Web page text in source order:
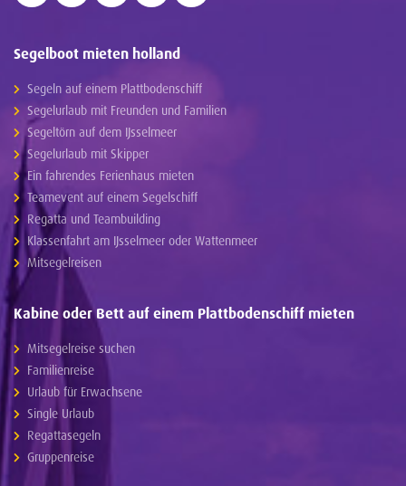
Segelboot mieten holland
Segeln auf einem Plattbodenschiff
Segelurlaub mit Freunden und Familien
Segeltörn auf dem IJsselmeer
Segelurlaub mit Skipper
Ein fahrendes Ferienhaus mieten
Teamevent auf einem Segelschiff
Regatta und Teambuilding
Klassenfahrt am IJsselmeer oder Wattenmeer
Mitsegelreisen
Kabine oder Bett auf einem Plattbodenschiff mieten
Mitsegelreise suchen
Familienreise
Urlaub für Erwachsene
Single Urlaub
Regattasegeln
Gruppenreise